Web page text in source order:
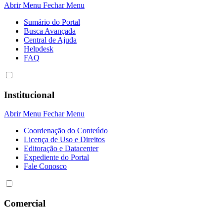
Abrir Menu Fechar Menu
Sumário do Portal
Busca Avançada
Central de Ajuda
Helpdesk
FAQ
Institucional
Abrir Menu Fechar Menu
Coordenação do Conteúdo
Licença de Uso e Direitos
Editoração e Datacenter
Expediente do Portal
Fale Conosco
Comercial